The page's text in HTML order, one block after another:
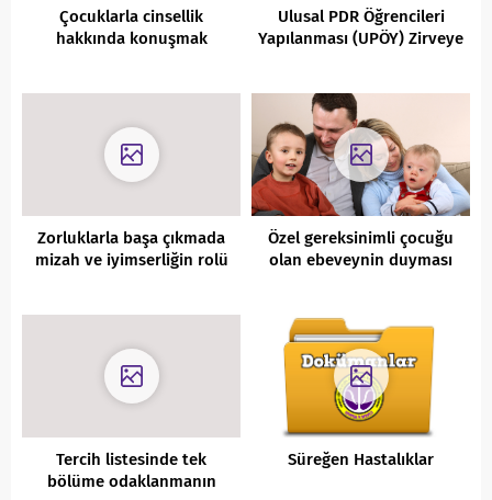
Çocuklarla cinsellik
hakkında konuşmak
Ulusal PDR Öğrencileri
Yapılanması (UPÖY) Zirveye
Zorluklarla başa çıkmada
mizah ve iyimserliğin rolü
Özel gereksinimli çocuğu
olan ebeveynin duyması
Tercih listesinde tek
bölüme odaklanmanın
Süreğen Hastalıklar